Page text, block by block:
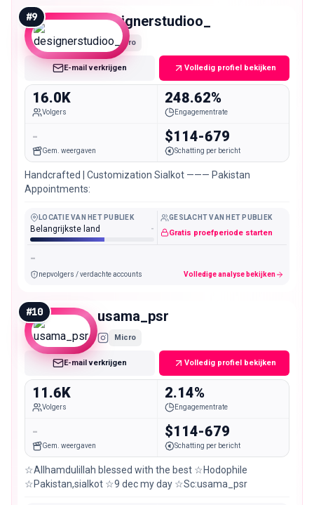
#9 designerstudioo_
Micro
E-mail verkrijgen Volledig profiel bekijken
16.0K
Volgers
248.62%
Engagementrate
-
Gem. weergaven
$114-679
Schatting per bericht
Handcrafted | Customization Sialkot ——— Pakistan
Appointments:
LOCATIE VAN HET PUBLIEK
Belangrijkste land -
GESLACHT VAN HET PUBLIEK
Gratis proefperiode starten
-
nepvolgers / verdachte accounts Volledige analyse bekijken
#10 usama_psr
Micro
E-mail verkrijgen Volledig profiel bekijken
11.6K
Volgers
2.14%
Engagementrate
-
Gem. weergaven
$114-679
Schatting per bericht
☆Allhamdulillah blessed with the best ☆Hodophile
☆Pakistan,sialkot ☆9 dec my day ☆Sc:usama_psr